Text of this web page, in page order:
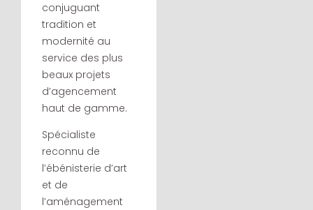
conjuguant
tradition et
modernité au
service des plus
beaux projets
d’agencement
haut de gamme.
Spécialiste
reconnu de
l’ébénisterie d’art
et de
l’aménagement